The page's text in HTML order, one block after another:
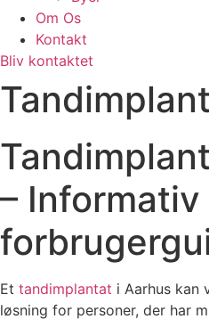
Om Os
Kontakt
Bliv kontaktet
– Informativ
Et tandimplantat i Aarhus
løsning for personer, der har